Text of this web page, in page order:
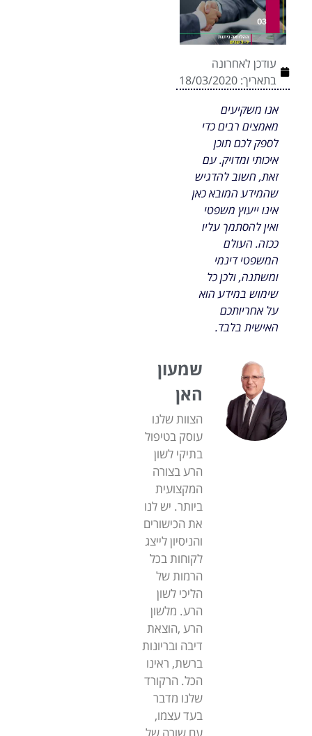
עודכן לאחרונה
בתאריך: 18/03/2020
אנו משקיעים
מאמצים רבים כדי
לספק לכם תוכן
איכותי ומדויק. עם
זאת, חשוב להדגיש
שהמידע המובא כאן
אינו ייעוץ משפטי
ואין להסתמך עליו
ככזה. העולם
המשפטי דינמי
ומשתנה, ולכן כל
שימוש במידע הוא
על אחריותכם
האישית בלבד.
שמעון
האן
הצוות שלנו
עוסק בטיפול
בתיקי לשון
הרע בצורה
המקצועית
ביותר. יש לנו
את הכישורים
והניסיון לייצג
לקוחות בכל
הרמות של
הליכי לשון
הרע. מלשון
הרע ,הוצאת
דיבה ובריונות
ברשת, ראינו
הכל. הרקורד
שלנו מדבר
בעד עצמו,